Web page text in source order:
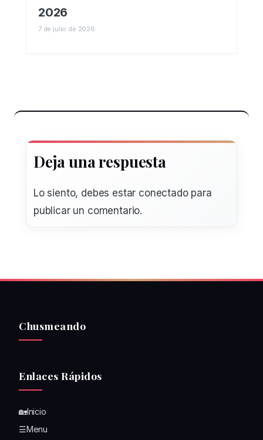
2026
7 de julio de 2026
Deja una respuesta
Lo siento, debes estar conectadopara
publicar un comentario.
Chusmeando
Enlaces Rápidos
🏡Inicio
☰Menu